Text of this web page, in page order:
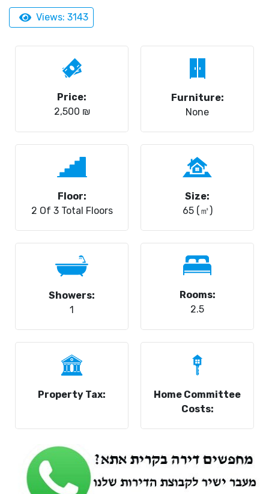
Views: 3143
Price:
2,500 ₪
Furniture:
None
Floor:
2 Of 3 Total Floors
Size:
65 (㎡)
Showers:
1
Rooms:
2.5
Property Tax:
Home Committee
Costs: